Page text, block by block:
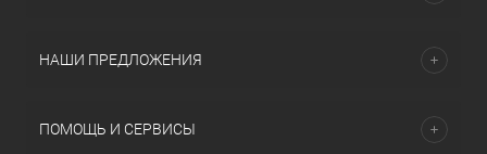
НАШИ ПРЕДЛОЖЕНИЯ
ПОМОЩЬ И СЕРВИСЫ